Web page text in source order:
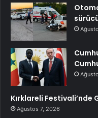
Kırklareli Festivali’nde
Ağustos 7, 2026